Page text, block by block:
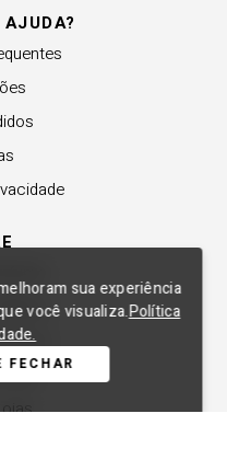
sua experiência
você visualiza.Política
FECHAR